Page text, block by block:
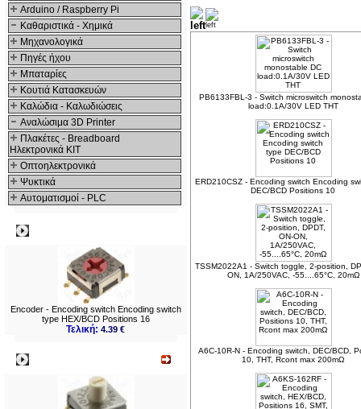
Arduino / Raspberry Pi
Καθαριστικά - Χημικά
Μηχανολογικά
Πηγές ήχου
Μπαταρίες
Κουτιά Κατασκευών
Καλώδια - Καλωδιώσεις
Αναλώσιμα 3D Printer
Πλακέτες - Breadboard
Ηλεκτρονικά ΚΙΤ
Οπτοηλεκτρονικά
Ψυκτικά
Αυτοματισμοί - PLC
Encoder - Encoding switch Encoding switch
type HEX/BCD Positions 16
Τελική:4.39 €
PB6133FBL-3 - Switch microswitch
load:0.1A/30V LED THT
ERD210CSZ - Encoding switch Encoding
DEC/BCD Positions 10
TSSM2022A1 - Switch toggle, 2-position,
ON, 1A/250VAC, -55....65°C, 20mΩ
A6C-10R-N - Encoding switch, DEC/BCD,
10, THT, Rcont max 200mΩ